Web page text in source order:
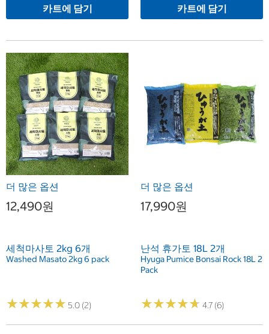
카트에 담기 카트에 담기
더 많은 옵션
12,490원
세척마사토 2kg 6개
Washed Masato 2kg 6 pack
★★★★★
★★★★★ 5.0 (2)
더 많은 옵션
17,990원
난석 휴가토 18L 2개
Hyuga Pumice Bonsai Rock 18L 2
Pack
★★★★★
★★★★★ 4.7 (6)